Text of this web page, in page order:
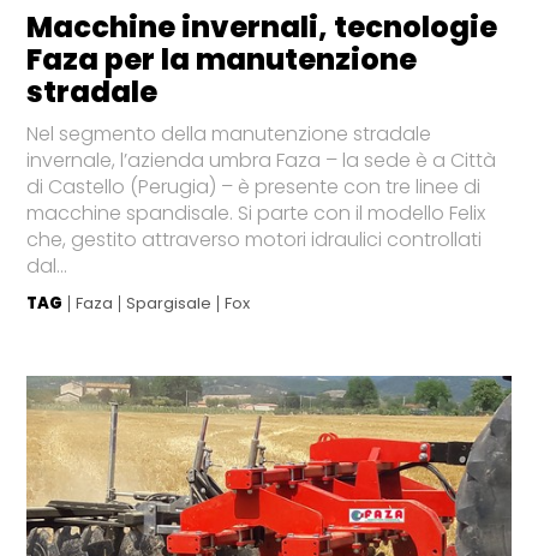
Macchine invernali, tecnologie
Faza per la manutenzione
stradale
Nel segmento della manutenzione stradale
invernale, l’azienda umbra Faza – la sede è a Città
di Castello (Perugia) – è presente con tre linee di
macchine spandisale. Si parte con il modello Felix
che, gestito attraverso motori idraulici controllati
dal...
TAG Faza Spargisale Fox